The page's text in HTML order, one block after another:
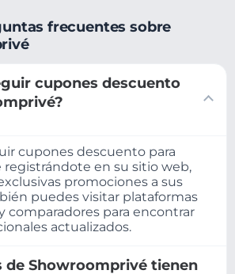
frecuentes sobre
cupones descuento
cupones descuento para
en su sitio web,
promociones a sus
puedes visitar plataformas
comparadores para encontrar
actualizados.
de Showroomprivé tienen